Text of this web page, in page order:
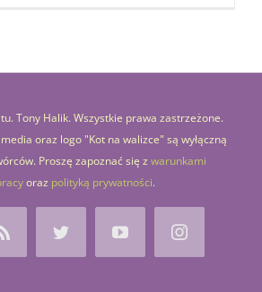
Tony Halik. Wszystkie prawa zastrzeżone.
oraz logo "Kot na walizce" są wyłączną
Proszę zapoznać się z warunkami
oraz polityką prywatności.
Rss Twitter YouTubeInstagram